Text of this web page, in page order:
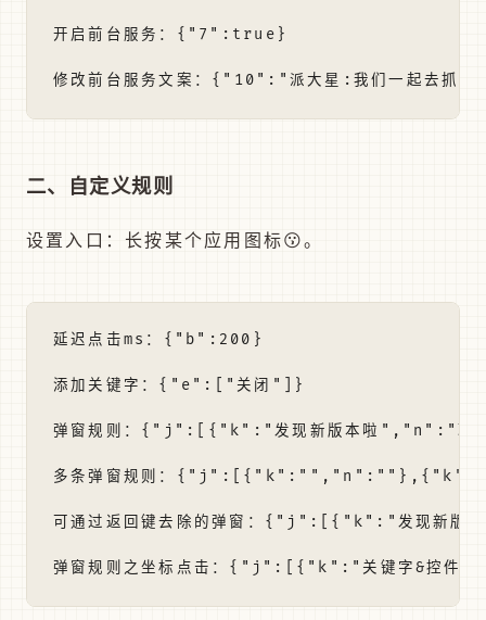
开启前台服务：{"7":true}
二、自定义规则
设置入口：长按某个应用图标😗。
延迟点击ms：{"b":200}
添加关键字：{"e":["关闭"]}
弹窗规则：{"j":[{"k":"发现新版本啦","n":"取
多条弹窗规则：
可通过返回键去除的弹窗：{"j":[{"k":"发现新版